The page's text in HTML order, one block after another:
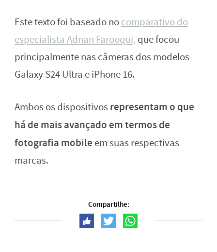
Este texto foi baseado nocomparativo do
especialista Adnan Farooqui, que focou
principalmente nas câmeras dos modelos
Galaxy S24 Ultra e iPhone 16.
Ambos os dispositivos representam o que
há de mais avançado em termos de
fotografia mobile em suas respectivas
marcas.
Compartilhe: